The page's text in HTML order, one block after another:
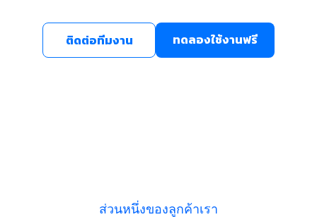
ติดต่อทีมงาน ทดลองใช้งานฟรี
ส่วนหนึ่งของลูกค้าเรา